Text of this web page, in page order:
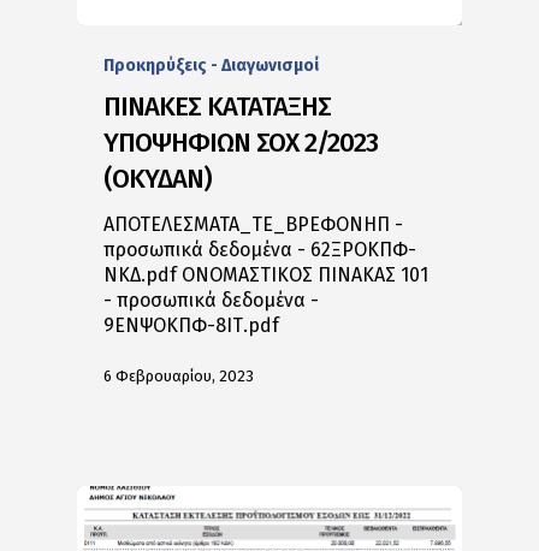
Προκηρύξεις - Διαγωνισμοί
ΠΙΝΑΚΕΣ ΚΑΤΑΤΑΞΗΣ
ΥΠΟΨΗΦΙΩΝ ΣΟΧ 2/2023
(ΟΚΥΔΑΝ)
ΑΠΟΤΕΛΕΣΜΑΤΑ_ΤE_ΒΡΕΦΟΝΗΠ -
προσωπικά δεδομένα - 62ΞΡΟΚΠΦ-
ΝΚΔ.pdf ΟΝΟΜΑΣΤΙΚΟΣ ΠΙΝΑΚΑΣ 101
- προσωπικά δεδομένα -
9ΕΝΨΟΚΠΦ-8ΙΤ.pdf
6 Φεβρουαρίου, 2023